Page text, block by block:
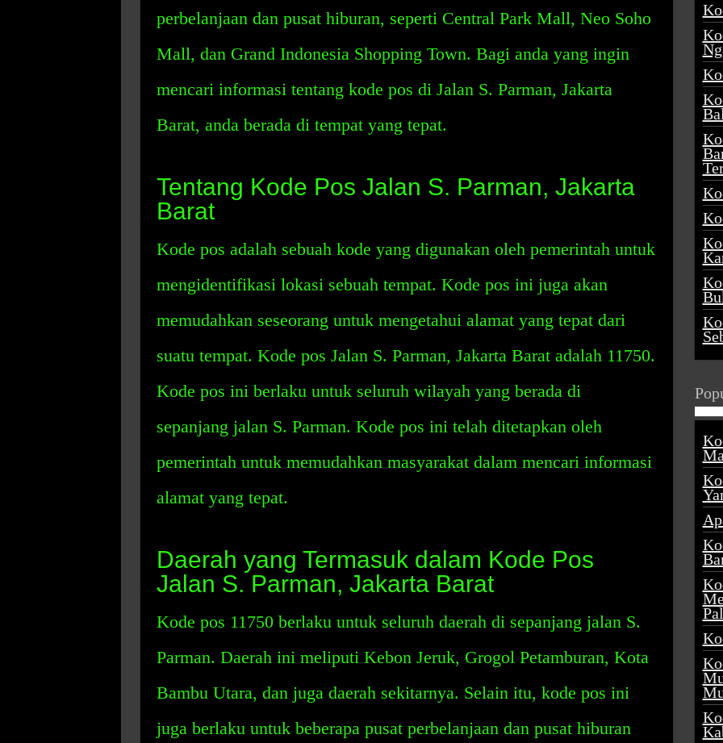
perbelanjaan dan pusat hiburan, seperti Central Park Mall, Neo Soho
Mall, dan Grand Indonesia Shopping Town. Bagi anda yang ingin
mencari informasi tentang kode pos di Jalan S. Parman, Jakarta
Barat, anda berada di tempat yang tepat.
Tentang Kode Pos Jalan S. Parman, Jakarta
Barat
Kode pos adalah sebuah kode yang digunakan oleh pemerintah untuk
mengidentifikasi lokasi sebuah tempat. Kode pos ini juga akan
memudahkan seseorang untuk mengetahui alamat yang tepat dari
suatu tempat. Kode pos Jalan S. Parman, Jakarta Barat adalah 11750.
Kode pos ini berlaku untuk seluruh wilayah yang berada di
sepanjang jalan S. Parman. Kode pos ini telah ditetapkan oleh
pemerintah untuk memudahkan masyarakat dalam mencari informasi
alamat yang tepat.
Daerah yang Termasuk dalam Kode Pos
Jalan S. Parman, Jakarta Barat
Kode pos 11750 berlaku untuk seluruh daerah di sepanjang jalan S.
Parman. Daerah ini meliputi Kebon Jeruk, Grogol Petamburan, Kota
Bambu Utara, dan juga daerah sekitarnya. Selain itu, kode pos ini
juga berlaku untuk beberapa pusat perbelanjaan dan pusat hiburan